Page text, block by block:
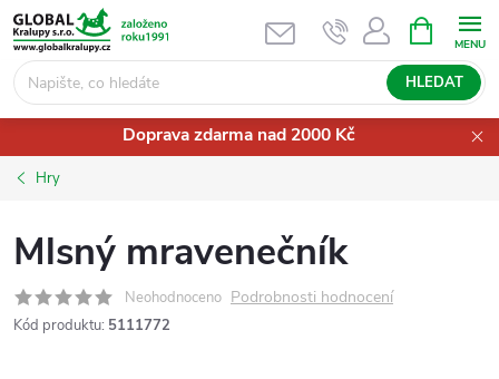
Přejít
na
obsah
HLEDAT
NÁKUPNÍ
KOŠÍK
Doprava zdarma nad 2000 Kč
Hry
Mlsný mravenečník
Neohodnoceno Podrobnosti hodnocení
Kód produktu: 5111772